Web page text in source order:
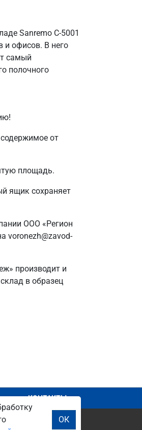
Sanremo C-5001
и офисов. В него
самый
полочного
от
площадь.
ящик сохраняет
ООО «Регион
voronezh@zavod-
производит и
в образец
КОНТАКТЫ
ОК